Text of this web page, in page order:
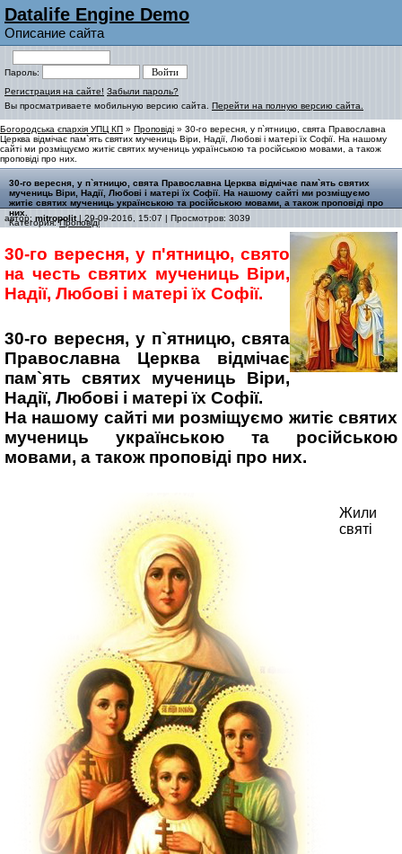
Datalife Engine Demo
Описание сайта
Пароль:
Регистрация на сайте! Забыли пароль?
Вы просматриваете мобильную версию сайта. Перейти на полную версию сайта.
Богородська єпархія УПЦ КП » Проповіді » 30-го вересня, у п`ятницю, свята Православна
Церква відмічає пам`ять святих мучениць Віри, Надії, Любові і матері їх Софії. На нашому
сайті ми розміщуємо житіє святих мучениць українською та російською мовами, а також
проповіді про них.
30-го вересня, у п`ятницю, свята Православна Церква відмічає пам`ять святих
мучениць Віри, Надії, Любові і матері їх Софії. На нашому сайті ми розміщуємо
житіє святих мучениць українською та російською мовами, а також проповіді про
них.
Категория:Проповіді
автор: mitropolit| 29-09-2016, 15:07 | Просмотров: 3039
30-го вересня, у п'ятницю, свято
на честь святих мучениць Віри,
Надії, Любові і матері їх Софії.
30-го вересня, у п`ятницю, свята
Православна Церква відмічає
пам`ять святих мучениць Віри,
Надії, Любові і матері їх Софії.
На нашому сайті ми розміщуємо житіє святих
мучениць українською та російською
мовами, а також проповіді про них.
Жили
святі